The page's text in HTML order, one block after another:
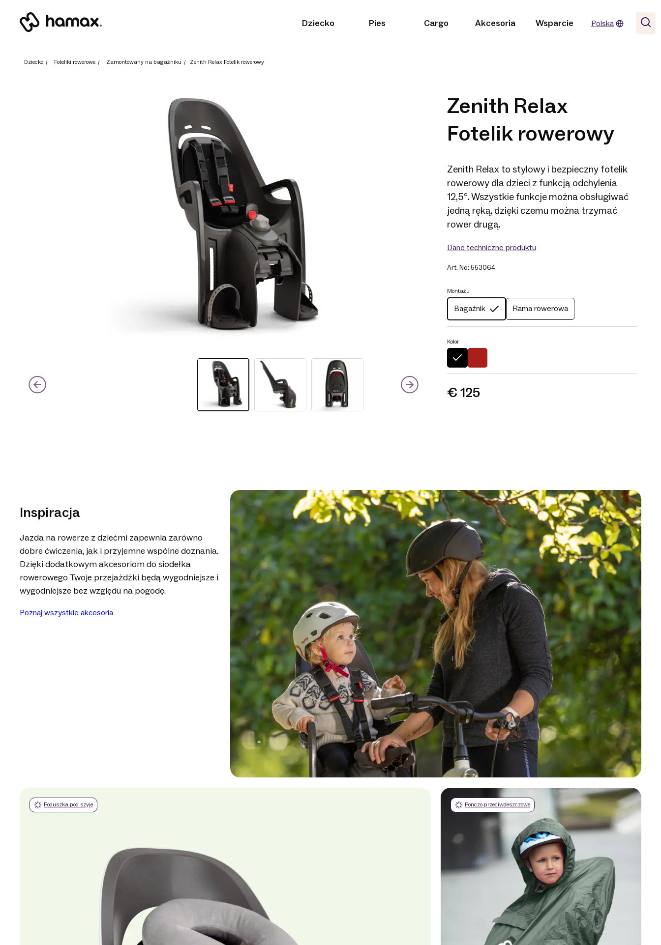
Dziecko Pies Cargo Akcesoria Wsparcie Polska
Dziecko / Foteliki rowerowe / Zamontowany na bagażniku / Zenith Relax Fotelik rowerowy
Zenith Relax
Fotelik rowerowy
Zenith Relax to stylowy i bezpieczny fotelik
rowerowy dla dzieci z funkcją odchylenia
12,5°. Wszystkie funkcje można obsługiwać
jedną ręką, dzięki czemu można trzymać
rower drugą.
Dane techniczne produktu
Art. No: 553064
Montażu
Bagażnik Rama rowerowa
Kolor
€ 125
Inspiracja
Jazda na rowerze z dziećmi zapewnia zarówno
dobre ćwiczenia, jak i przyjemne wspólne doznania.
Dzięki dodatkowym akcesoriom do siodełka
rowerowego Twoje przejażdżki będą wygodniejsze i
wygodniejsze bez względu na pogodę.
Poznaj wszystkie akcesoria
Poduszka pod szyję Ponczo przeciwdeszczowe